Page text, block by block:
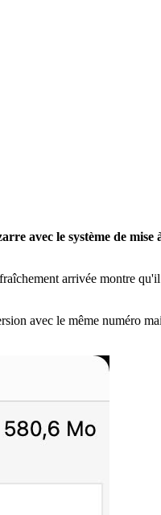
avec le système de mise
arrivée montre
avec le même numéro